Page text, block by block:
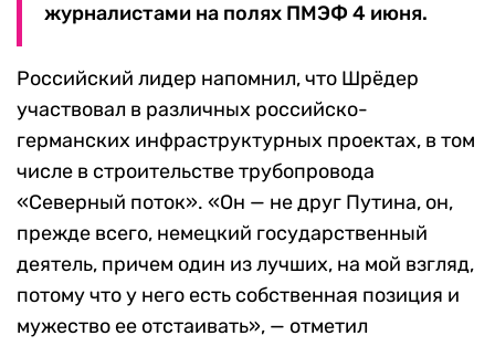
журналистами на полях ПМЭФ 4 июня.
Российский лидер напомнил, что Шрёдер
участвовал в различных российско-
германских инфраструктурных проектах, в том
числе в строительстве трубопровода
«Северный поток». «Он — не друг Путина, он,
прежде всего, немецкий государственный
деятель, причем один из лучших, на мой взгляд,
потому что у него есть собственная позиция и
мужество ее отстаивать», — отметил